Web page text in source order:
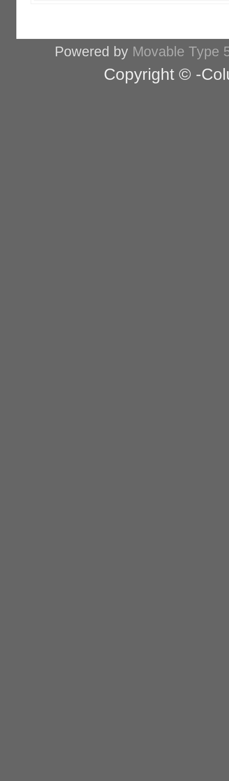
Powered by Movable Type
Copyright © -